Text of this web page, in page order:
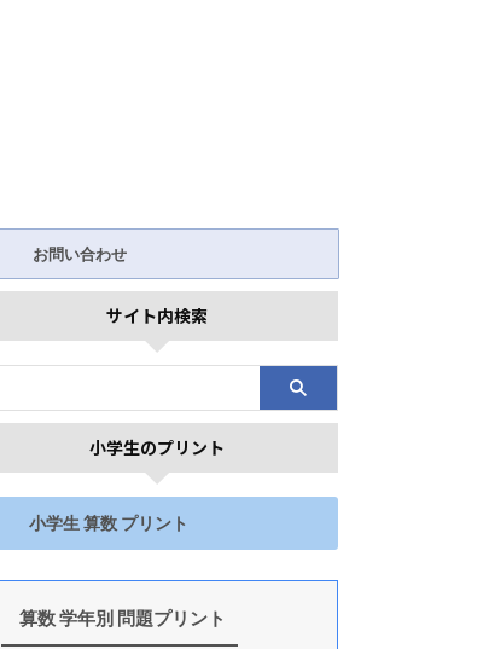
お問い合わせ
サイト内検索
小学生のプリント
小学生 算数 プリント
算数 学年別 問題プリント